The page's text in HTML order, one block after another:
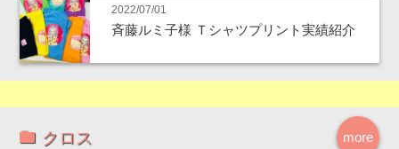
2022/07/01
斉藤ルミ子様 Ｔシャツプリント実績紹介
more
クロス